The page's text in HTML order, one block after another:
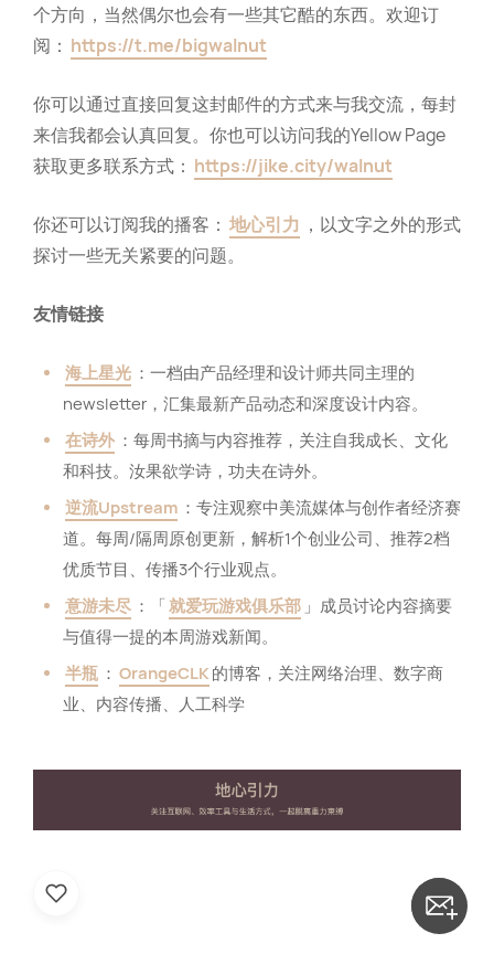
个方向，当然偶尔也会有一些其它酷的东西。欢迎订
阅： https://t.me/bigwalnut
你可以通过直接回复这封邮件的方式来与我交流，每封
来信我都会认真回复。你也可以访问我的Yellow Page
获取更多联系方式： https://jike.city/walnut
你还可以订阅我的播客： 地心引力 ，以文字之外的形式
探讨一些无关紧要的问题。
友情链接
海上星光 ：一档由产品经理和设计师共同主理的
newsletter，汇集最新产品动态和深度设计内容。
在诗外 ：每周书摘与内容推荐，关注自我成长、文化
和科技。汝果欲学诗，功夫在诗外。
逆流Upstream ：专注观察中美流媒体与创作者经济赛
道。每周/隔周原创更新，解析1个创业公司、推荐2档
优质节目、传播3个行业观点。
意游未尽 ：「就爱玩游戏俱乐部 」成员讨论内容摘要
与值得一提的本周游戏新闻。
半瓶 ： OrangeCLK的博客，关注网络治理、数字商
业、内容传播、人工科学